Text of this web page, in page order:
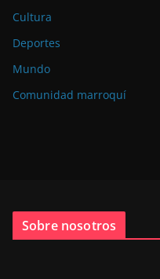
Cultura
Deportes
Mundo
Comunidad marroquí
Sobre nosotros